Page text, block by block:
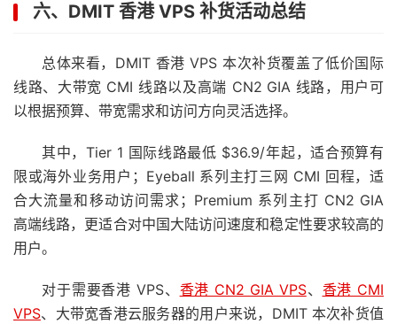
六、DMIT 香港 VPS 补货活动总结
总体来看，DMIT 香港 VPS 本次补货覆盖了低价国际
线路、大带宽 CMI 线路以及高端 CN2 GIA 线路，用户可
以根据预算、带宽需求和访问方向灵活选择。
其中，Tier 1 国际线路最低 $36.9/年起，适合预算有
限或海外业务用户；Eyeball 系列主打三网 CMI 回程，适
合大流量和移动访问需求；Premium 系列主打 CN2 GIA
高端线路，更适合对中国大陆访问速度和稳定性要求较高的
用户。
对于需要香港 VPS、 香港 CN2 GIA VPS、 香港 CMI
VPS、大带宽香港云服务器的用户来说，DMIT 本次补货值